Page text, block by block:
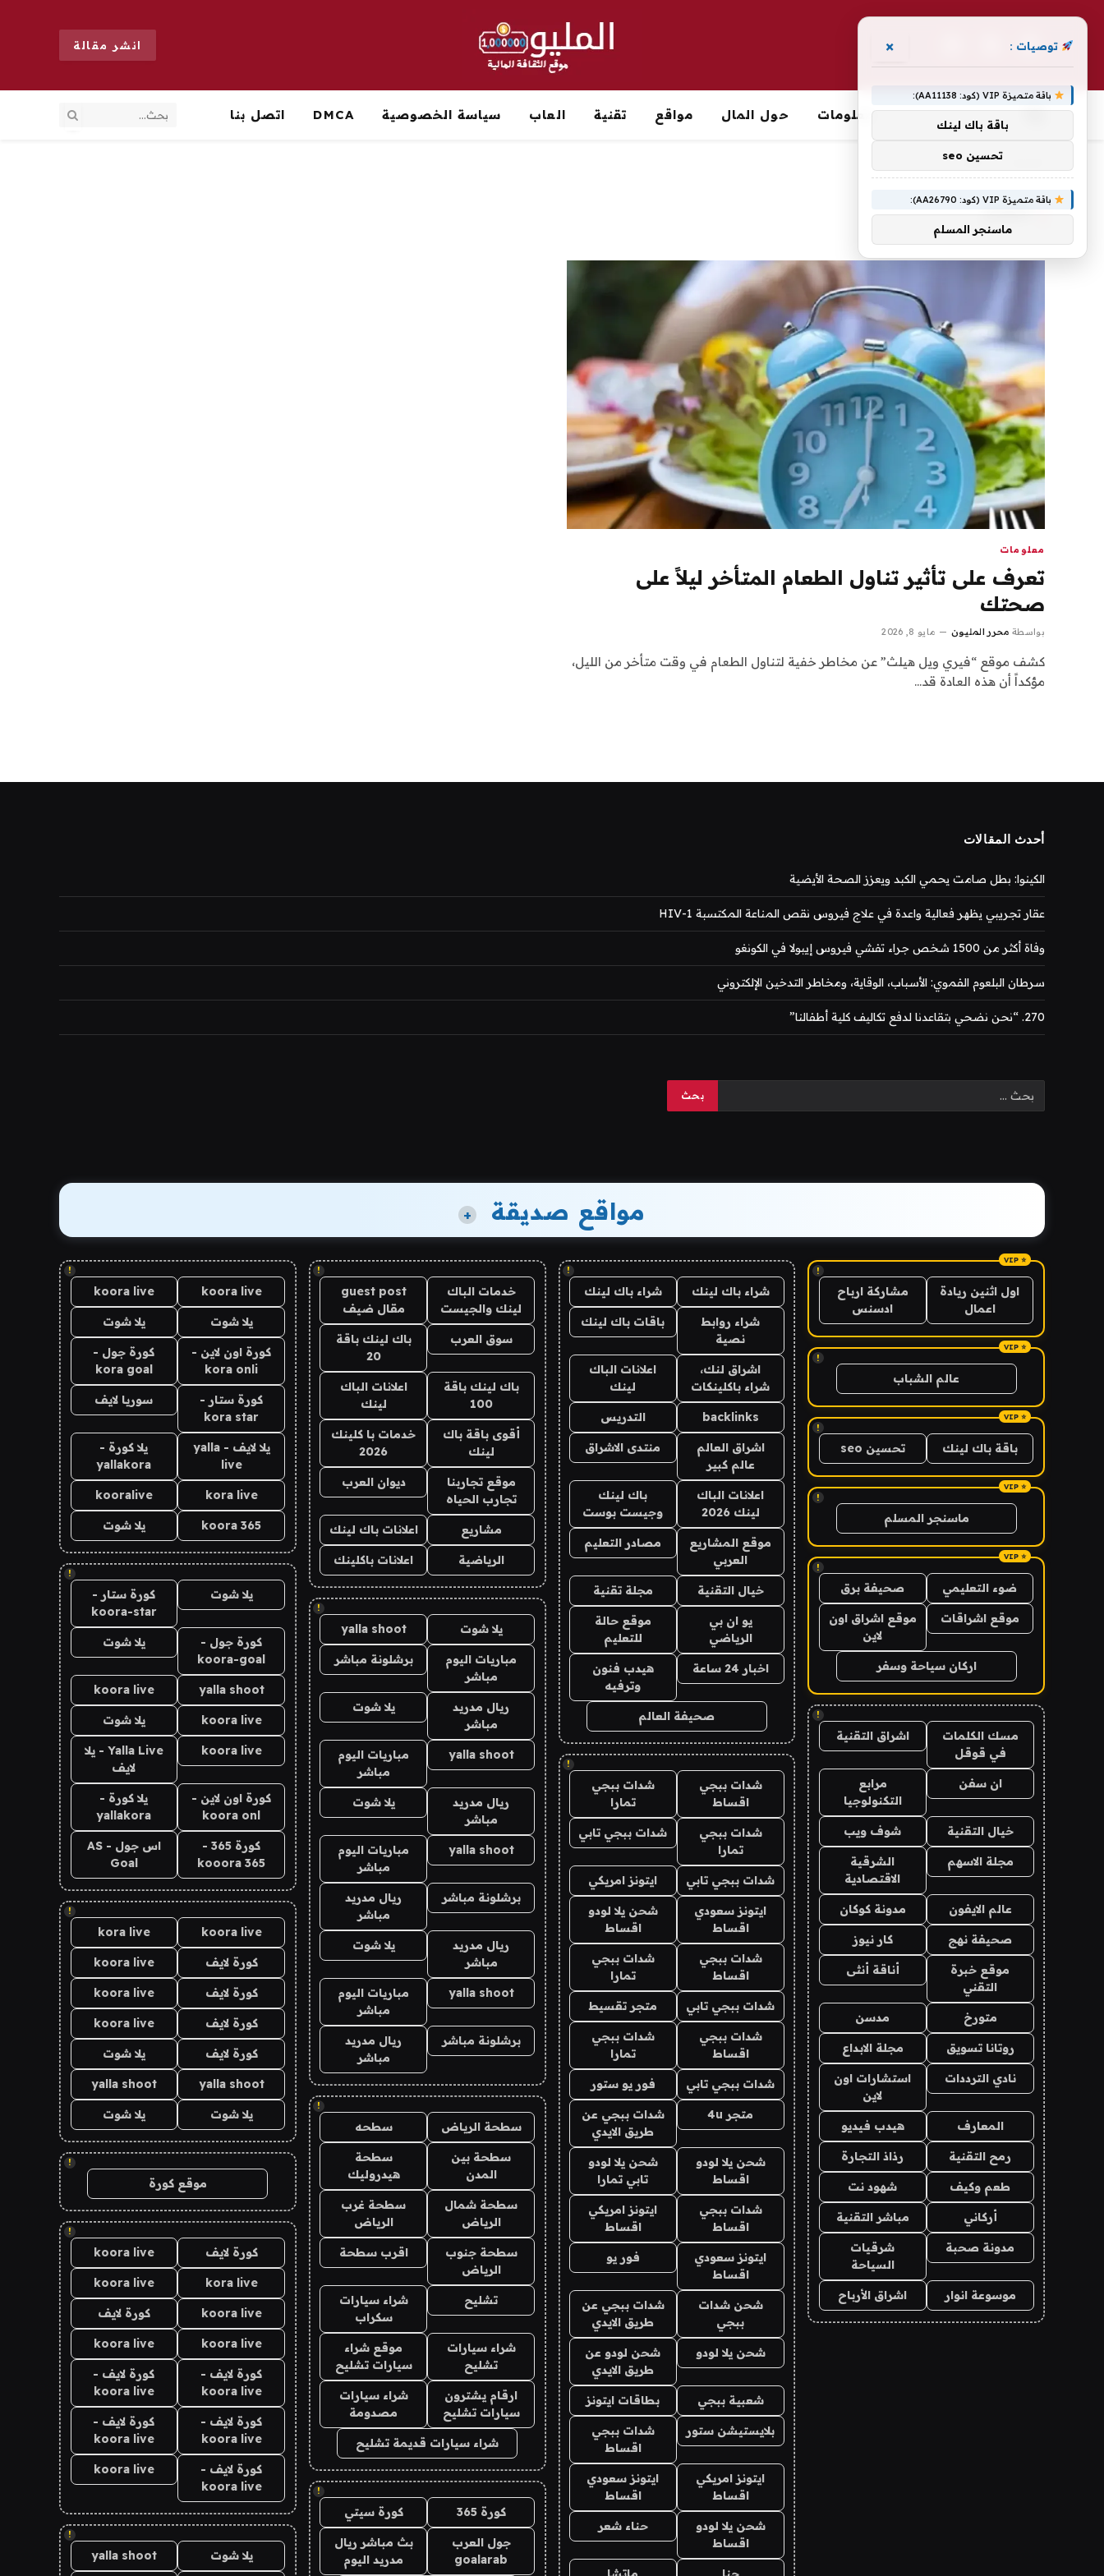
فيسبوك
(Twitter)
انشر مقالة
معلومات حول المال مواقع تقنية العاب سياسة الخصوصية DMCA اتصل بنا
» الطعام
الطعام
معلومات
تعرف على تأثير تناول الطعام المتأخر ليلاً على
صحتك
بواسطة محرر المليون مايو 8, 2026
كشف موقع “فيري ويل هيلث” عن مخاطر خفية لتناول الطعام في وقت متأخر من الليل،
مؤكداً أن هذه العادة قد…
أحدث المقالات
الكينوا: بطل صامت يحمي الكبد ويعزز الصحة الأيضية
عقار تجريبي يظهر فعالية واعدة في علاج فيروس نقص المناعة المكتسبة HIV-1
وفاة أكثر من 1500 شخص جراء تفشي فيروس إيبولا في الكونغو
سرطان البلعوم الفموي: الأسباب، الوقاية، ومخاطر التدخين الإلكتروني
270. “نحن نضحي بتقاعدنا لدفع تكاليف كلية أطفالنا”
مواقع صديقة +
!
اول اثنين ريادة
اعمال
مشاركة ارباح
ادسنس
!
عالم الشباب
!
باقة باك لينك تحسين seo
!
ماسنجر المسلم
!
ضوء التعليمي صحيفة برق
موقع اشراقات
موقع اشراق اون
لاين
اركان سياحة وسفر
!
مسك الكلمات
في قوقل
اشراق التقنية
ان سفن
مرابع
التكنولوجيا
خيال التقنية شوف ويب
مجلة الاسهم
الشرقية
الاقتصادية
عالم الايفون مدونة كوكان
صحيفة نهج كار نيوز
موقع خبرة
التقني
أناقة أنثى
متورخ مدسن
روتانا تسويق مجلة الابداع
نادي الترددات
استشارات اون
لاين
المعارف هيدب فيديو
رمح التقنية رذاذ التجارة
طعم وكيف شهود نت
أركاني مباشر التقنية
مدونة صحبة
شرقيات
السياحة
موسوعة انوار اشراق الأرباح
!
شراء باك لينك شراء باك لينك
شراء روابط
نصية
باقات باك لينك
اشراق لنك،
شراء باكلينكات
اعلانات الباك
لينك
backlinks التدريس
اشراق العالم
عالم كبير
منتدى الاشراق
اعلانات الباك
لينك 2026
باك لينك
وجيست بوست
موقع المشاريع
العربي
مصادر التعليم
خيال التقنية مجلة تقنية
يو ان بي
الرياضي
موقع حالة
للتعليم
اخبار 24 ساعة
هيدب فنون
وترفيه
صحيفة العالم
!
شدات ببجي
اقساط
شدات ببجي
تمارا
شدات ببجي
تمارا
شدات ببجي تابي
شدات ببجي تابي ايتونز امريكي
ايتونز سعودي
اقساط
شحن يلا لودو
اقساط
شدات ببجي
اقساط
شدات ببجي
تمارا
شدات ببجي تابي متجر تقسيط
شدات ببجي
اقساط
شدات ببجي
تمارا
شدات ببجي تابي فور يو ستور
متجر 4u
شدات ببجي عن
طريق الايدي
شحن يلا لودو
اقساط
شحن يلا لودو
تابي تمارا
شدات ببجي
اقساط
ايتونز امريكي
اقساط
ايتونز سعودي
اقساط
فور يو
شحن شدات
ببجي
شدات ببجي عن
طريق الايدي
شحن يلا لودو
شحن لودو عن
طريق الايدي
شعبية ببجي بطاقات ايتونز
بلايستيشن ستور
شدات ببجي
اقساط
ايتونز امريكي
اقساط
ايتونز سعودي
اقساط
شحن يلا لودو
اقساط
حناء شعر
!
خدمات الباك
لينك والجيست
guest post
مقال ضيف
سوق العرب
باك لينك باقة
20
باك لينك باقة
100
اعلانات الباك
لينك
أقوى باقة باك
لينك
خدمات با كلينك
2026
موقع تجاربنا
تجارب الحياه
ديوان العرب
مشاريع اعلانات باك لينك
الرياضية اعلانات باكلينك
!
يلا شوت yalla shoot
مباريات اليوم
مباشر
برشلونة مباشر
ريال مدريد
مباشر
يلا شوت
yalla shoot
مباريات اليوم
مباشر
ريال مدريد
مباشر
يلا شوت
yalla shoot
مباريات اليوم
مباشر
برشلونة مباشر
ريال مدريد
مباشر
ريال مدريد
مباشر
يلا شوت
yalla shoot
مباريات اليوم
مباشر
برشلونة مباشر
ريال مدريد
مباشر
!
سطحة الرياض سطحه
سطحة بين
المدن
سطحة
هيدروليك
سطحة شمال
الرياض
سطحة غرب
الرياض
سطحة جنوب
الرياض
اقرب سطحة
تشليح
شراء سيارات
سكراب
شراء سيارات
تشليح
موقع شراء
سيارات تشليح
ارقام يشترون
سيارات تشليح
شراء سيارات
مصدومة
شراء سيارات قديمة تشليح
!
كورة 365 كورة سيتي
جول العرب
goalarab
بث مباشر ريال
مدريد اليوم
!
koora live
koora live
يلا شوت يلا شوت
كورة اون لاين -
kora onli
كورة جول -
kora goal
كورة ستار -
kora star
سوريا لايف
يلا لايف - yalla
live
يلا كورة -
yallakora
kora live
kooralive
koora 365 يلا شوت
!
يلا شوت
كورة ستار -
koora-star
كورة جول -
koora-goal
يلا شوت
yalla shoot
koora live
koora live يلا شوت
koora live
Yalla Live - يلا
لايف
كورة اون لاين -
koora onl
يلا كورة -
yallakora
كورة 365 -
kooora 365
اس جول - AS
Goal
!
koora live
kora live
كورة لايف koora live
كورة لايف koora live
كورة لايف koora live
كورة لايف يلا شوت
yalla shoot
yalla shoot
يلا شوت يلا شوت
!
موقع كورة
!
كورة لايف koora live
kora live
koora live
koora live كورة لايف
koora live
koora live
كورة لايف -
koora live
كورة لايف -
koora live
كورة لايف -
koora live
كورة لايف -
koora live
كورة لايف -
koora live
koora live
!
يلا شوت yalla shoot
توصيات : ×
باقة متميزة VIP (كود: AA11138):
باقة باك لينك
تحسين seo
باقة متميزة VIP (كود: AA26790):
ماسنجر المسلم